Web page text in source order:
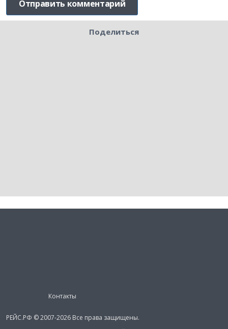
Поделиться
Контакты
РЕЙС.РФ © 2007-2026 Все права защищены.